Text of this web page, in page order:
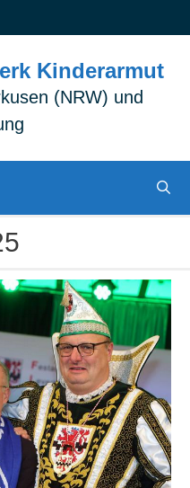
Kinderarmut
(NRW) und